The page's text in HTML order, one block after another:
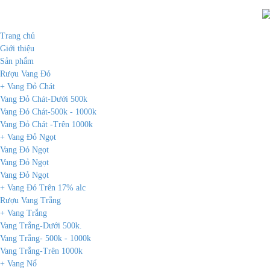
Trang chủ
Giới thiệu
Sản phẩm
Rượu Vang Đỏ
+ Vang Đỏ Chát
Vang Đỏ Chát-Dưới 500k
Vang Đỏ Chát-500k - 1000k
Vang Đỏ Chát -Trên 1000k
+ Vang Đỏ Ngọt
Vang Đỏ Ngọt
Vang Đỏ Ngọt
Vang Đỏ Ngọt
+ Vang Đỏ Trên 17% alc
Rượu Vang Trắng
+ Vang Trắng
Vang Trắng-Dưới 500k.
Vang Trắng- 500k - 1000k
Vang Trắng-Trên 1000k
+ Vang Nổ